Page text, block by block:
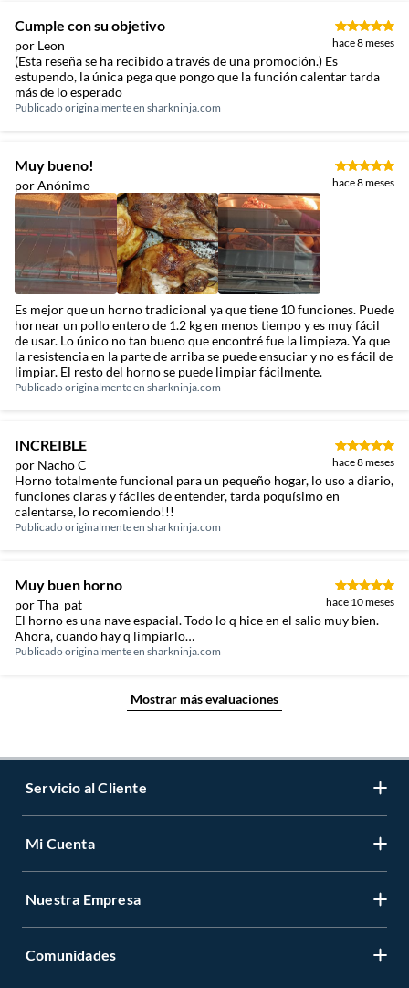
Cumple con su objetivo
por Leon hace 8 meses
(Esta reseña se ha recibido a través de una promoción.) Es
estupendo, la única pega que pongo que la función calentar tarda
más de lo esperado
Publicado originalmente en sharkninja.com
Muy bueno!
por Anónimo hace 8 meses
Es mejor que un horno tradicional ya que tiene 10 funciones. Puede
hornear un pollo entero de 1.2 kg en menos tiempo y es muy fácil
de usar. Lo único no tan bueno que encontré fue la limpieza. Ya que
la resistencia en la parte de arriba se puede ensuciar y no es fácil de
limpiar. El resto del horno se puede limpiar fácilmente.
Publicado originalmente en sharkninja.com
INCREIBLE
por Nacho C hace 8 meses
Horno totalmente funcional para un pequeño hogar, lo uso a diario,
funciones claras y fáciles de entender, tarda poquísimo en
calentarse, lo recomiendo!!!
Publicado originalmente en sharkninja.com
Muy buen horno
por Tha_pat hace 10 meses
El horno es una nave espacial. Todo lo q hice en el salio muy bien.
Ahora, cuando hay q limpiarlo…
Publicado originalmente en sharkninja.com
Mostrar más evaluaciones
Servicio al Cliente
Contáctanos
Tiendas y horarios
Mi Cuenta
Registrate
Nuestra Empresa
Sobre Nosotros
Comunidades